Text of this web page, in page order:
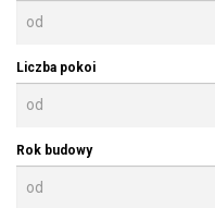
Liczba pokoi
Rok budowy